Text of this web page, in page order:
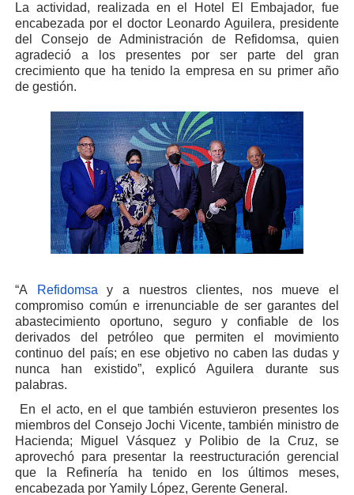
La actividad, realizada en el Hotel El Embajador, fue
encabezada por el doctor Leonardo Aguilera, presidente
del Consejo de Administración de Refidomsa, quien
agradeció a los presentes por ser parte del gran
crecimiento que ha tenido la empresa en su primer año
de gestión.
“A Refidomsay a nuestros clientes, nos mueve el
compromiso común e irrenunciable de ser garantes del
abastecimiento oportuno, seguro y confiable de los
derivados del petróleo que permiten el movimiento
continuo del país; en ese objetivo no caben las dudas y
nunca han existido”, explicó Aguilera durante sus
palabras.
En el acto, en el que también estuvieron presentes los
miembros del Consejo Jochi Vicente, también ministro de
Hacienda; Miguel Vásquez y Polibio de la Cruz, se
aprovechó para presentar la reestructuración gerencial
que la Refinería ha tenido en los últimos meses,
encabezada por Yamily López, Gerente General.